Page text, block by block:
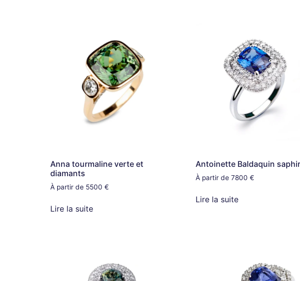
Anna tourmaline verte et
diamants
À partir de 5500 €
Lire la suite
Antoinette Baldaquin saphir
À partir de 7800 €
Lire la suite